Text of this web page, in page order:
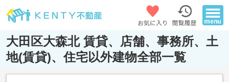
大田区大森北 賃貸、店舗、事務所、土
地(賃貸)、住宅以外建物全部一覧